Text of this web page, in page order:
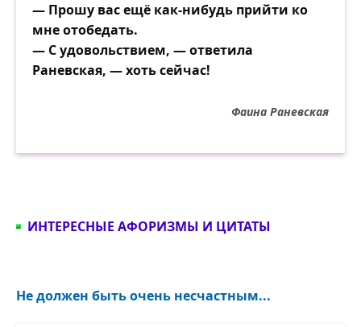
— Прошу вас ещё как-нибудь прийти ко
мне отобедать.
— С удовольствием, — ответила
Раневская, — хоть сейчас!
Фаина Раневская
ИНТЕРЕСНЫЕ АФОРИЗМЫ И ЦИТАТЫ
Не должен быть очень несчастным...